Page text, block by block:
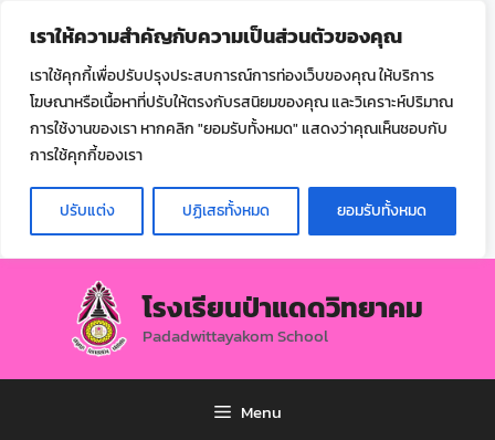
เราให้ความสำคัญกับความเป็นส่วนตัวของคุณ
เราใช้คุกกี้เพื่อปรับปรุงประสบการณ์การท่องเว็บของคุณ ให้บริการ
โฆษณาหรือเนื้อหาที่ปรับให้ตรงกับรสนิยมของคุณ และวิเคราะห์ปริมาณ
การใช้งานของเรา หากคลิก "ยอมรับทั้งหมด" แสดงว่าคุณเห็นชอบกับ
การใช้คุกกี้ของเรา
ปรับแต่ง ปฏิเสธทั้งหมด ยอมรับทั้งหมด
โรงเรียนป่าแดดวิทยาคม
Padadwittayakom School
Menu